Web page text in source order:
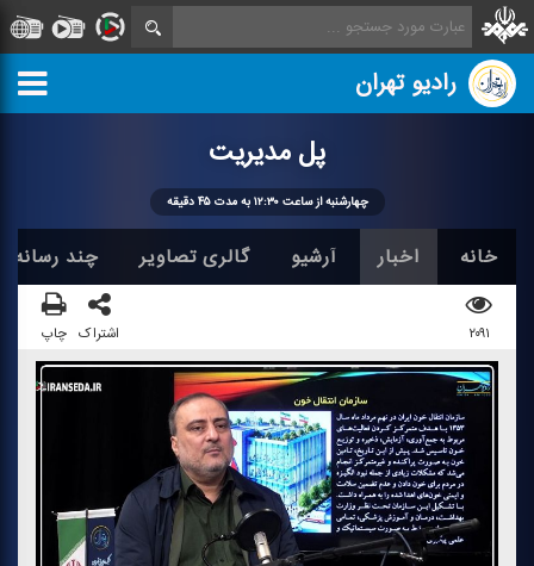
رادیو تهران
پل مدیریت
چهارشنبه از ساعت ۱۲:۳۰ به مدت ۴۵ دقیقه
خانه اخبار آرشیو گالری تصاویر چند رسانه
۲۰۹۱ اشتراک چاپ